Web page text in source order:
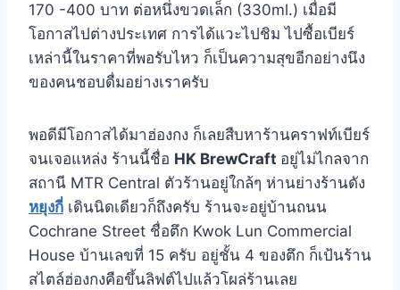
170 -400 บาท ต่อหนึ่งขวดเล็ก (330ml.) เมื่อมี
โอกาสไปต่างประเทศ การได้แวะไปชิม ไปซื้อเบียร์
เหล่านี้ในราคาที่พอรับไหว ก็เป็นความสุขอีกอย่างนึง
ของคนชอบดื่มอย่างเราครับ
พอดีมีโอกาสได้มาฮ่องกง ก็เลยสืบหาร้านคราฟท์เบียร์
จนเจอแหล่ง ร้านนี้ชื่อ HK BrewCraft อยู่ไม่ไกลจาก
สถานี MTR Central ตัวร้านอยู่ใกล้ๆ ห่านย่างร้านดัง
หยุงกี่ เดินนิดเดียวก็ถึงครับ ร้านจะอยู่บ้านถนน
Cochrane Street ชื่อตึก Kwok Lun Commercial
House บ้านเลขที่ 15 ครับ อยู่ชั้น 4 ของตึก ก็เป้นร้าน
สไตล์ฮ่องกงคือขึ้นลิฟต์ไปแล้วโผล่ร้านเลย